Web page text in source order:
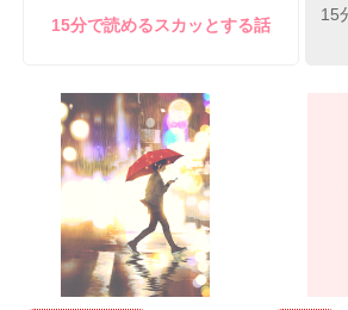
鷹哉『宜しくな、俺の雛子』🦅
シゴデキで冷徹な上司が見せる素顔
※表紙も作中使用の画像も全てフリー
※執筆期間2026.6.3〜7.20完結です
※他サイトさんにて恋愛トレンド1位
15分で読めるスカッとする話
15